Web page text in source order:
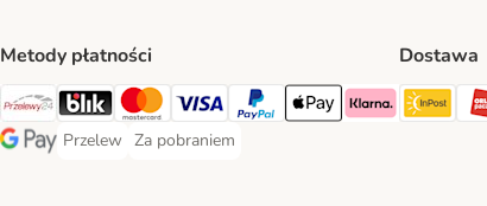
Metody płatności
Przelewy24 Payment Method
Blik Payment Method
MasterCard Payment Method
Visa Payment Method
PayPal Payment Method
Apple Pay Payment
Klarna Payment
Google Pay Payment Method
Przelew
Przelew Payment Method
Za pobraniem
Za pobraniem Payment Method
Dostawa